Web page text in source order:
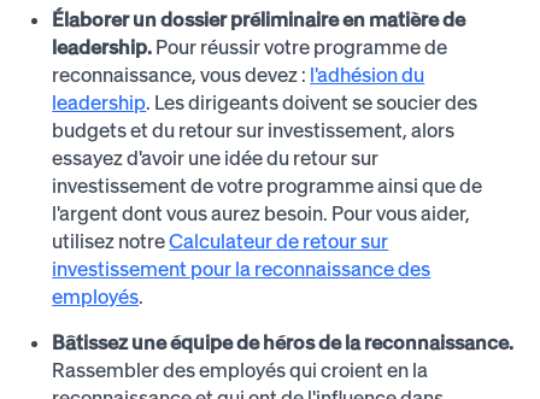
Élaborer un dossier préliminaire en matière de
leadership. Pour réussir votre programme de
reconnaissance, vous devez : l'adhésion du
leadership. Les dirigeants doivent se soucier des
budgets et du retour sur investissement, alors
essayez d'avoir une idée du retour sur
investissement de votre programme ainsi que de
l'argent dont vous aurez besoin. Pour vous aider,
utilisez notreCalculateur de retour sur
investissement pour la reconnaissance des
employés.
Bâtissez une équipe de héros de la reconnaissance.
Rassembler des employés qui croient en la